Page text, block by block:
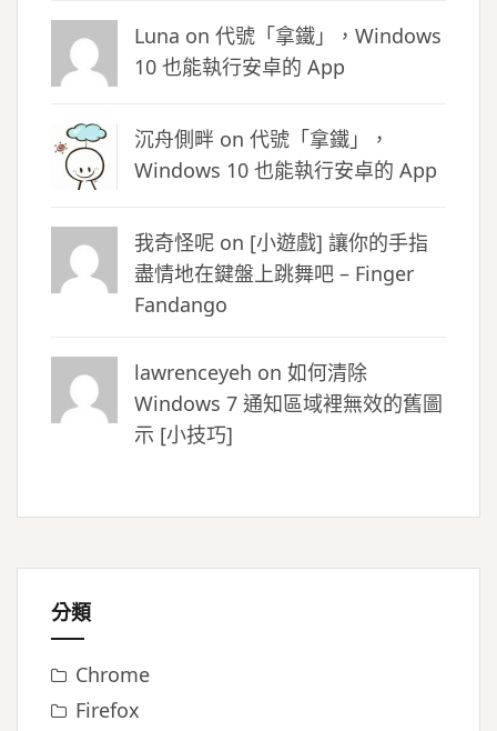
Luna on 代號「拿鐵」，Windows
10 也能執行安卓的 App
沉舟側畔 on 代號「拿鐵」，
Windows 10 也能執行安卓的 App
我奇怪呢 on [小遊戲] 讓你的手指
盡情地在鍵盤上跳舞吧 – Finger
Fandango
lawrenceyeh on 如何清除
Windows 7 通知區域裡無效的舊圖
示 [小技巧]
分類
Chrome
Firefox